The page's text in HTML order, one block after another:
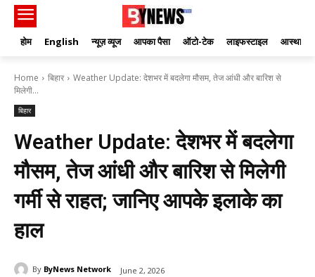
होम English न्यूज़ व्यूज आपका पैसा ऑटो-टेक लाइफस्टाइल आस्था
Home बिहार
Weather Update: देशभर में बदलेगा मौसम, तेज आंधी और बारिश से
मिलेगी...
बिहार
Weather Update: देशभर में बदलेगा
मौसम, तेज आंधी और बारिश से मिलेगी
गर्मी से राहत; जानिए आपके इलाके का
हाल
By ByNews Network June 2, 2026